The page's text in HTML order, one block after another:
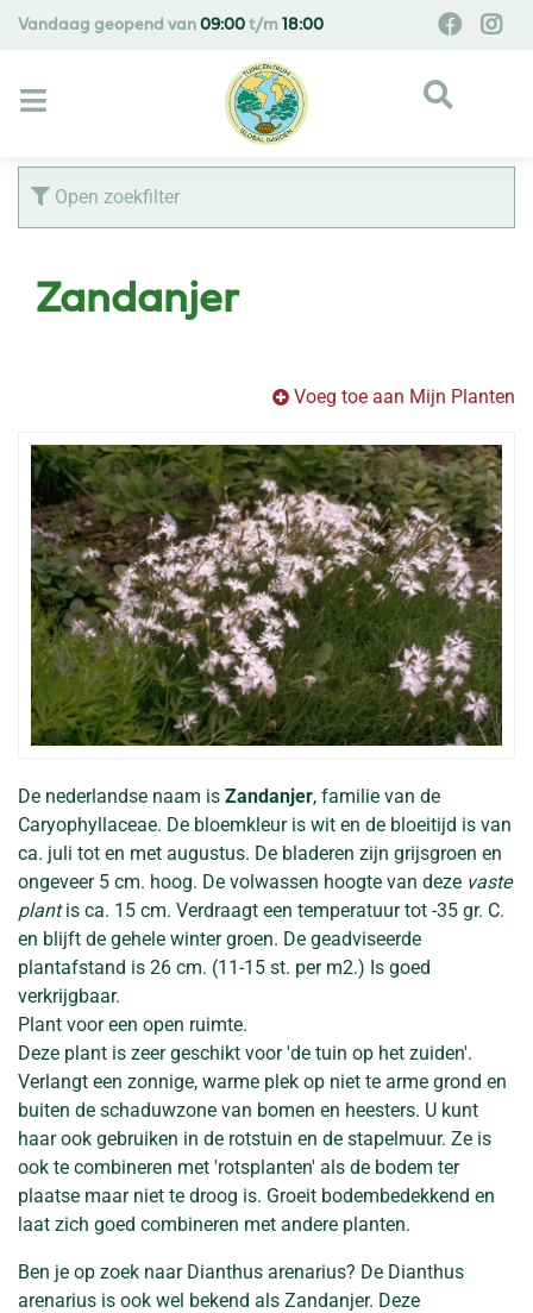
Vandaag geopend van 09:00 t/m 18:00
Open zoekfilter
Zandanjer
Voeg toe aan Mijn Planten
De nederlandse naam is Zandanjer, familie van de
Caryophyllaceae. De bloemkleur is wit en de bloeitijd is van
ca. juli tot en met augustus. De bladeren zijn grijsgroen en
ongeveer 5 cm. hoog. De volwassen hoogte van deze vaste
plantis ca. 15 cm. Verdraagt een temperatuur tot -35 gr. C.
en blijft de gehele winter groen. De geadviseerde
plantafstand is 26 cm. (11-15 st. per m2.) Is goed
verkrijgbaar.
Plant voor een open ruimte.
Deze plant is zeer geschikt voor 'de tuin op het zuiden'.
Verlangt een zonnige, warme plek op niet te arme grond en
buiten de schaduwzone van bomen en heesters. U kunt
haar ook gebruiken in de rotstuin en de stapelmuur. Ze is
ook te combineren met 'rotsplanten' als de bodem ter
plaatse maar niet te droog is. Groeit bodembedekkend en
laat zich goed combineren met andere planten.
Ben je op zoek naar Dianthus arenarius? De Dianthus
arenarius is ook wel bekend als Zandanjer. Deze